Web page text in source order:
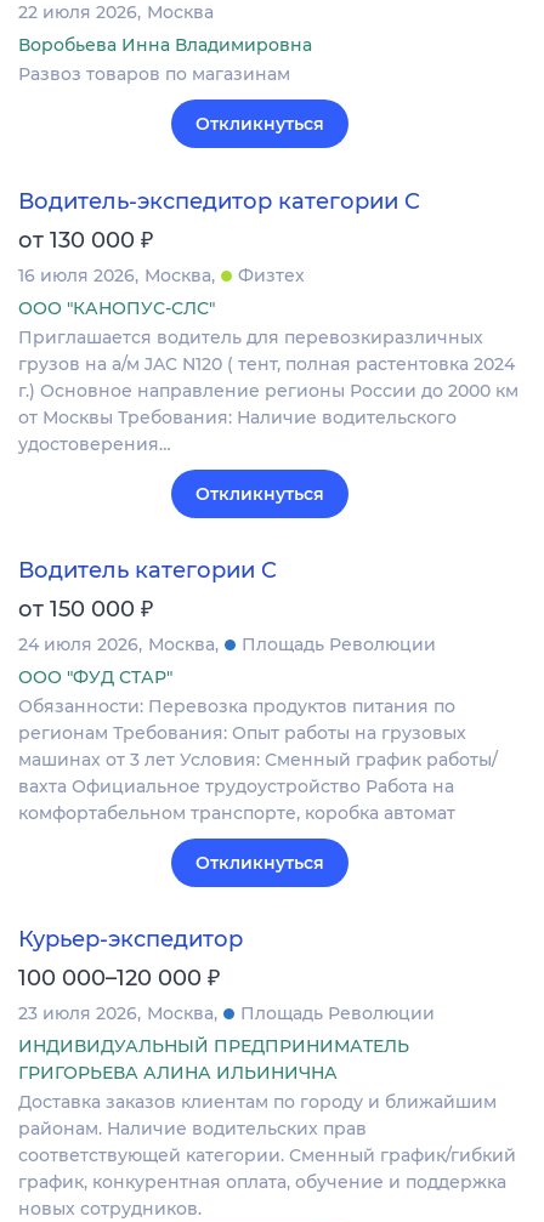
22 июля 2026 Москва
Воробьева Инна Владимировна
Развоз товаров по магазинам
Откликнуться
Водитель-экспедитор категории C
от 130 000 ₽
16 июля 2026 Москва
Физтех
ООО "КАНОПУС-СЛС"
Приглашается водитель для перевозкиразличных
грузов на а/м JAC N120 ( тент, полная растентовка 2024
г.) Основное направление регионы России до 2000 км
от Москвы Требования: Наличие водительского
удостоверения…
Откликнуться
Водитель категории C
от 150 000 ₽
24 июля 2026 Москва
Площадь Революции
ООО "ФУД СТАР"
Обязанности: Перевозка продуктов питания по
регионам Требования: Опыт работы на грузовых
машинах от 3 лет Условия: Сменный график работы/
вахта Официальное трудоустройство Работа на
комфортабельном транспорте, коробка автомат
Откликнуться
Курьер-экспедитор
100 000–120 000 ₽
23 июля 2026 Москва
Площадь Революции
ИНДИВИДУАЛЬНЫЙ ПРЕДПРИНИМАТЕЛЬ
ГРИГОРЬЕВА АЛИНА ИЛЬИНИЧНА
Доставка заказов клиентам по городу и ближайшим
районам. Наличие водительских прав
соответствующей категории. Сменный график/гибкий
график, конкурентная оплата, обучение и поддержка
новых сотрудников.